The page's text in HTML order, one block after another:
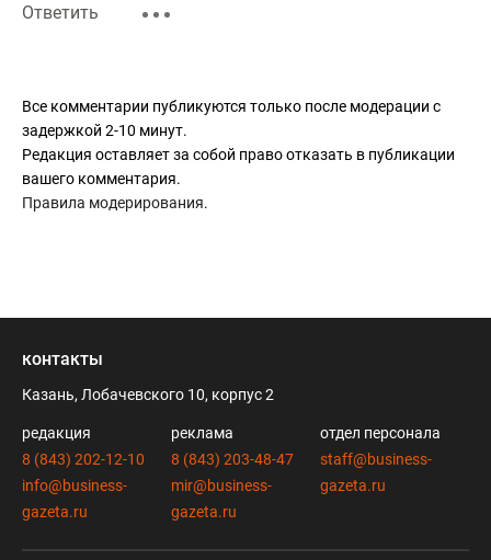
Ответить
Все комментарии публикуются только после модерации с
задержкой 2-10 минут.
Редакция оставляет за собой право отказать в публикации
вашего комментария.
Правила модерирования.
контакты
Казань, Лобачевского 10, корпус 2
редакция
8 (843) 202-12-10
info@business-
gazeta.ru
реклама
8 (843) 203-48-47
mir@business-
gazeta.ru
отдел персонала
staff@business-
gazeta.ru